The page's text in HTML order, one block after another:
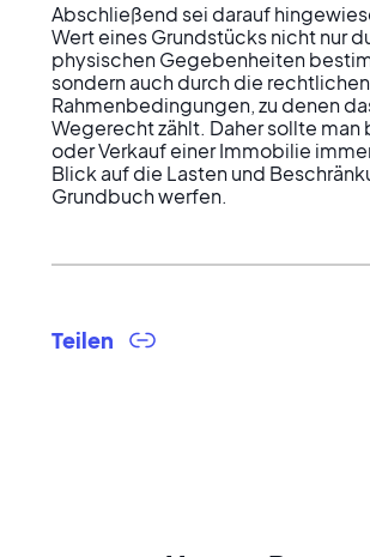
Abschließend sei darauf
Wert eines Grundstücks nicht nur
physischen Gegebenheiten
sondern auch durch die rechtlichen
Rahmenbedingungen, zu denen
Wegerecht zählt. Daher sollte man
oder Verkauf einer Immobilie
Blick auf die Lasten und
Grundbuch werfen.
Teilen